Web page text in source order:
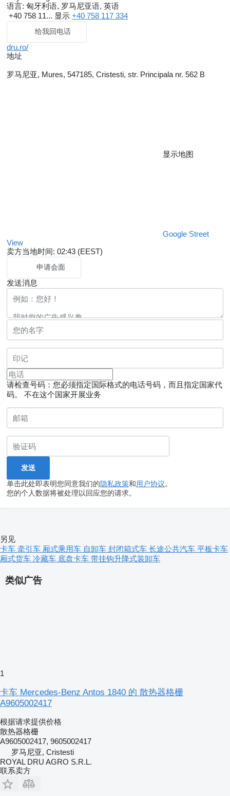
语言: 匈牙利语, 罗马尼亚语, 英语
+40 758 11... 显示 +40 758 117 334
给我回电话
dru.ro/
地址
罗马尼亚, Mures, 547185, Cristesti, str. Principala nr. 562 B
显示地图
Google Street
View
卖方当地时间: 02:43 (EEST)
申请会面
发送消息
请检查号码：您必须指定国际格式的电话号码，而且指定国家代
码。
不在这个国家开展业务
单击此处即表明您同意我们的 隐私政策和 用户协议。
您的个人数据将被处理以回应您的请求。
类似广告
1
卡车 Mercedes-Benz Antos 1840 的 散热器格栅
A9605002417
根据请求提供价格
散热器格栅
A9605002417, 9605002417
罗马尼亚, Cristesti
ROYAL DRU AGRO S.R.L.
联系卖方
另见
卡车 牵引车 厢式乘用车 自卸车 封闭箱式车 长途公共汽车 平板卡车
厢式货车 冷藏车 底盘卡车 带挂钩升降式装卸车